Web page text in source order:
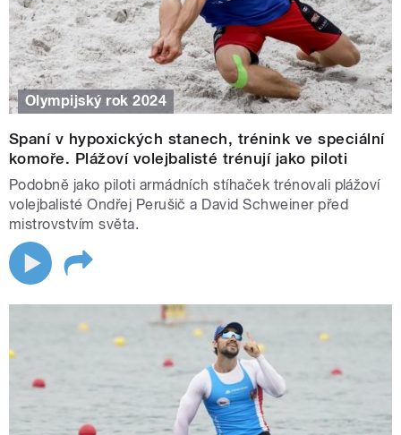
Olympijský rok 2024
Spaní v hypoxických stanech, trénink ve speciální
komoře. Plážoví volejbalisté trénují jako piloti
Podobně jako piloti armádních stíhaček trénovali plážoví
volejbalisté Ondřej Perušič a David Schweiner před
mistrovstvím světa.